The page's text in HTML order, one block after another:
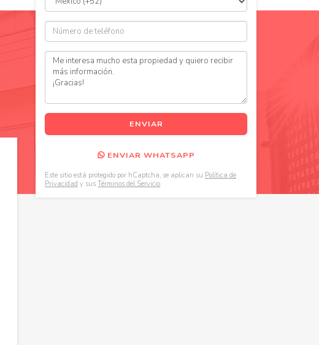
$9,982,000 MXNen
venta
ENVIAR WHATSAPP
Este sitio está protegido por hCaptcha, se aplican su Política de
Privacidad y sus Términos del Servicio.